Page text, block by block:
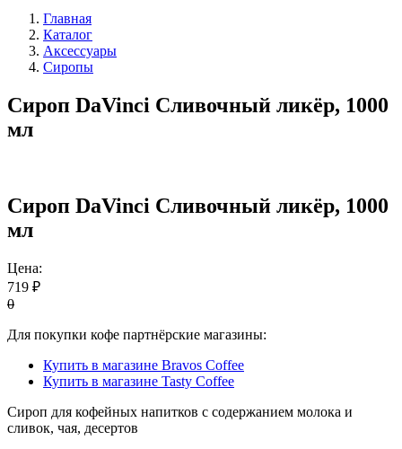
Главная
Каталог
Аксессуары
Сиропы
Сироп DaVinci Сливочный ликёр, 1000
мл
Сироп DaVinci Сливочный ликёр, 1000
мл
Цена:
719 ₽
0
Для покупки кофе партнёрские магазины:
Купить в магазине Bravos Coffee
Купить в магазине Tasty Coffee
Сироп для кофейных напитков с содержанием молока и
сливок, чая, десертов